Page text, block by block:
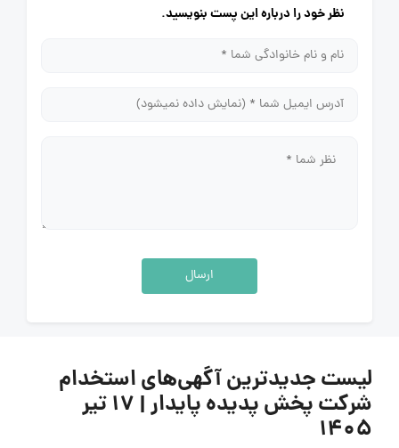
نظر خود را درباره این پست بنویسید.
ارسال
لیست جدیدترین آگهی‌های استخدام
شرکت پخش پدیده پایدار | ۱۷ تیر
۱۴۰۵